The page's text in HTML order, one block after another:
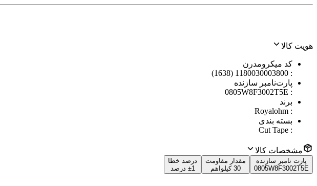
هویت کالا
کد میکرومدرن
:
1180030003800 (1638)
پارت‌نامبر سازنده
:
0805W8F3002T5E
برند
:
Royalohm
بسته بندی
:
Cut Tape
مشخصات کالا
پارت نامبر سازنده
0805W8F3002T5E
مقدار مقاومت
30 کیلواهم
درصد خطا
±1 درصد